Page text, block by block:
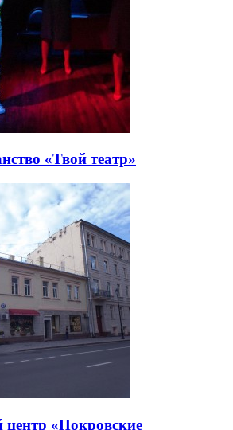
«Твой театр»
«Покровские